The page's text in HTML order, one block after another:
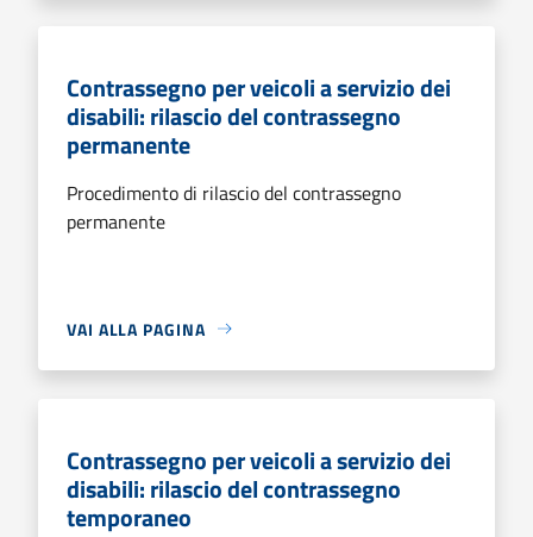
Contrassegno per veicoli a servizio dei
disabili: rilascio del contrassegno
permanente
Procedimento di rilascio del contrassegno
permanente
VAI ALLA PAGINA
Contrassegno per veicoli a servizio dei
disabili: rilascio del contrassegno
temporaneo